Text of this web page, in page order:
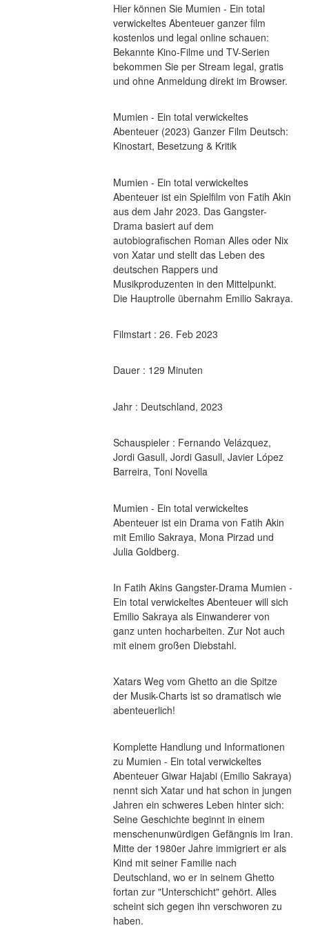
Hier können Sie Mumien - Ein total
verwickeltes Abenteuer ganzer film
kostenlos und legal online schauen:
Bekannte Kino-Filme und TV-Serien
bekommen Sie per Stream legal, gratis
und ohne Anmeldung direkt im Browser.
Mumien - Ein total verwickeltes
Abenteuer (2023) Ganzer Film Deutsch:
Kinostart, Besetzung & Kritik
Mumien - Ein total verwickeltes
Abenteuer ist ein Spielfilm von Fatih Akin
aus dem Jahr 2023. Das Gangster-
Drama basiert auf dem
autobiografischen Roman Alles oder Nix
von Xatar und stellt das Leben des
deutschen Rappers und
Musikproduzenten in den Mittelpunkt.
Die Hauptrolle übernahm Emilio Sakraya.
Filmstart : 26. Feb 2023
Dauer : 129 Minuten
Jahr : Deutschland, 2023
Schauspieler : Fernando Velázquez,
Jordi Gasull, Jordi Gasull, Javier López
Barreira, Toni Novella
Mumien - Ein total verwickeltes
Abenteuer ist ein Drama von Fatih Akin
mit Emilio Sakraya, Mona Pirzad und
Julia Goldberg.
In Fatih Akins Gangster-Drama Mumien -
Ein total verwickeltes Abenteuer will sich
Emilio Sakraya als Einwanderer von
ganz unten hocharbeiten. Zur Not auch
mit einem großen Diebstahl.
Xatars Weg vom Ghetto an die Spitze
der Musik-Charts ist so dramatisch wie
abenteuerlich!
Komplette Handlung und Informationen
zu Mumien - Ein total verwickeltes
Abenteuer Giwar Hajabi (Emilio Sakraya)
nennt sich Xatar und hat schon in jungen
Jahren ein schweres Leben hinter sich:
Seine Geschichte beginnt in einem
menschenunwürdigen Gefängnis im Iran.
Mitte der 1980er Jahre immigriert er als
Kind mit seiner Familie nach
Deutschland, wo er in seinem Ghetto
fortan zur "Unterschicht" gehört. Alles
scheint sich gegen ihn verschworen zu
haben.